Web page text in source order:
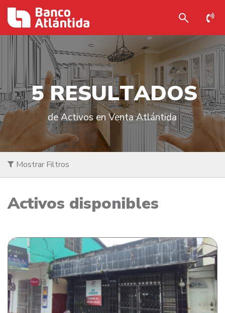
5 RESULTADOS
de Activos en Venta Atlántida
Mostrar Filtros
Activos disponibles
Lote de terreno con Local Comercial en Barrio El Centro